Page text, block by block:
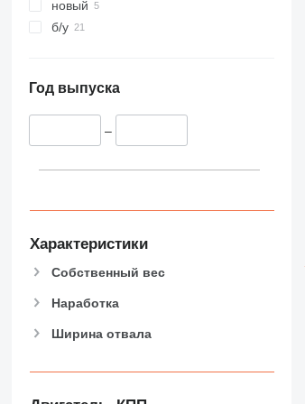
новый
б/у
Год выпуска
–
Характеристики
Собственный вес
Наработка
Ширина отвала